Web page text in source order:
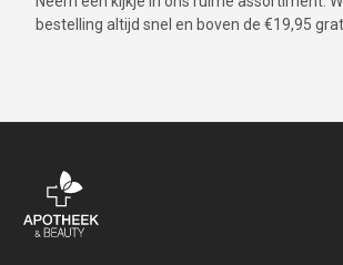
bestelling altijd snel en boven de €19,95